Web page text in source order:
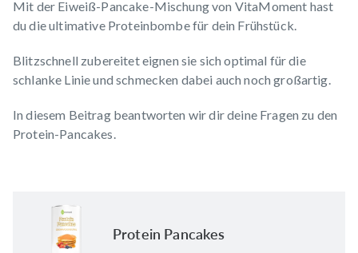
Mit der Eiweiß-Pancake-Mischungvon VitaMoment hast
du die ultimative Proteinbombe für dein Frühstück.
Blitzschnell zubereitet eignen sie sich optimal für die
schlanke Linie und schmecken dabei auch noch großartig.
In diesem Beitrag beantworten wir dir deine Fragen zu den
Protein-Pancakes.
Protein Pancakes